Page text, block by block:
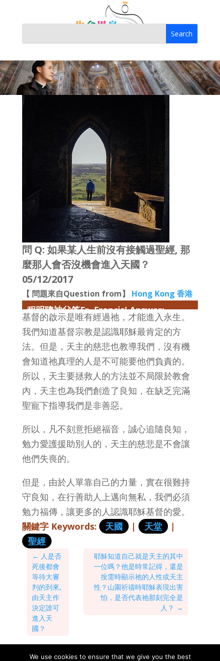
問 Q: 如果某人生前沒有接觸過聖經, 那
麼那人會否沒機會進入天國？
05/12/2017
【 問題來自Question from】 Hong Kong 香港
程明聰神父答Fr. Francis' Answer:
基督的啟示是唯有經過祂，才能進入永生。
我們知道基督宗教是認識耶穌最肯定的方
法。但是，天主的慈悲也教導我們，沒有機
會知道祂真理的人是不可能要他們負責的。
所以，天主要拯救人的方法並不局限於教會
內，天主也為我們創造了良知，在缺乏完滿
聖寵下指導我們是非善惡。
所以，凡不刻意拒絕福音，誠心追隨良知，
勉力愛護援助別人的，天主的慈悲是不會讓
他們失喪的。
但是，由於人單靠自己的力量，實在很難持
守良知，在行善助人上邁向無私，我們必須
勉力福傳，讓更多的人認識耶穌基督的愛。
關鍵字 Keywords:
天國 | 天堂 |
聖經
← 人是否
死後都會
等待大審
判的到來,
由天主作
決定誰可
進入天
國？
耶穌知道自己就是天主的其中
一位嗎？他是時常記得，還是
按需時顯示祂的人性或天主
性？山園祈禱時耶穌表現出害
怕，是否代表祂那刻完全是
人？ →
We use cookies to ensure that we give you the best